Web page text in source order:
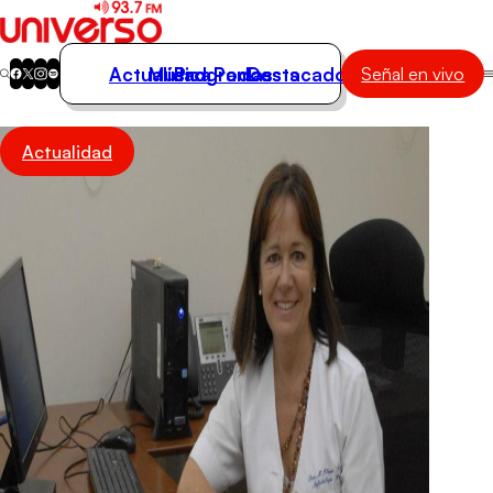
Actualidad
Música
Actualidad
Música
Programas
Podcasts
Destacados Señal en vivo
Actualidad